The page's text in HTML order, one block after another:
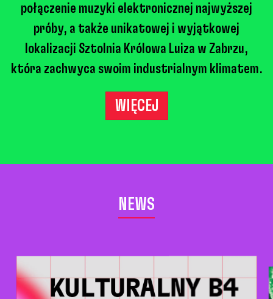
połączenie muzyki elektronicznej najwyższej
próby, a także unikatowej i wyjątkowej
lokalizacji Sztolnia Królowa Luiza w Zabrzu,
która zachwyca swoim industrialnym klimatem.
WIĘCEJ
NEWS